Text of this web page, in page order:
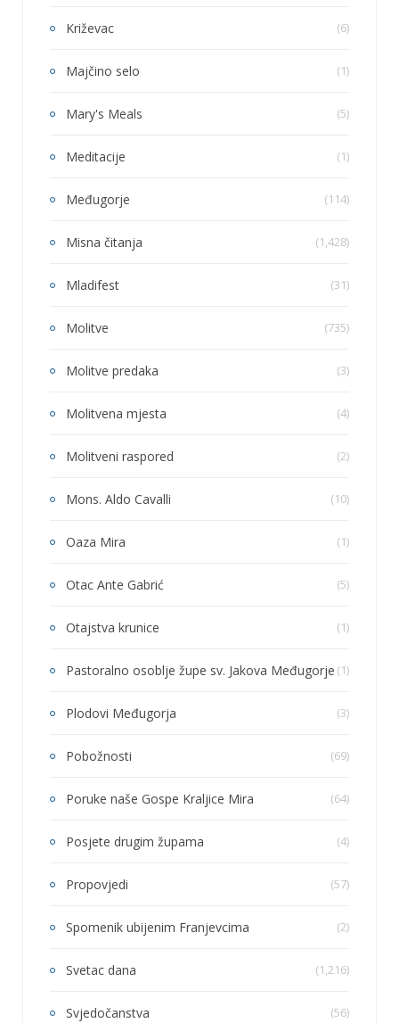
Križevac (6)
Majčino selo (1)
Mary's Meals (5)
Meditacije (1)
Međugorje (114)
Misna čitanja (1,428)
Mladifest (31)
Molitve (735)
Molitve predaka (3)
Molitvena mjesta (4)
Molitveni raspored (2)
Mons. Aldo Cavalli (10)
Oaza Mira (1)
Otac Ante Gabrić (5)
Otajstva krunice (1)
Pastoralno osoblje župe sv. Jakova Međugorje (1)
Plodovi Međugorja (3)
Pobožnosti (69)
Poruke naše Gospe Kraljice Mira (64)
Posjete drugim župama (4)
Propovjedi (57)
Spomenik ubijenim Franjevcima (2)
Svetac dana (1,216)
Svjedočanstva (56)